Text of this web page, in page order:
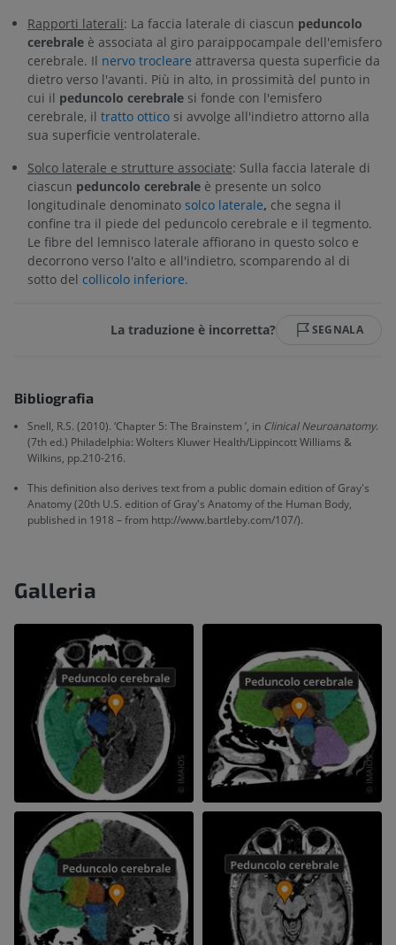
Rapporti laterali: La faccia laterale di ciascun peduncolo
cerebrale è associata al giro paraippocampale dell'emisfero
cerebrale. Il nervo trocleare attraversa questa superficie da
dietro verso l'avanti. Più in alto, in prossimità del punto in
cui il peduncolo cerebrale si fonde con l'emisfero
cerebrale, il tratto ottico si avvolge all'indietro attorno alla
sua superficie ventrolaterale.
Solco laterale e strutture associate: Sulla faccia laterale di
ciascun peduncolo cerebrale è presente un solco
longitudinale denominato solco laterale, che segna il
confine tra il piede del peduncolo cerebrale e il tegmento.
Le fibre del lemnisco laterale affiorano in questo solco e
decorrono verso l'alto e all'indietro, scomparendo al di
sotto del collicolo inferiore.
La traduzione è incorretta? SEGNALA
Bibliografia
Snell, R.S. (2010). ‘Chapter 5: The Brainstem ’, in Clinical Neuroanatomy.
(7th ed.) Philadelphia: Wolters Kluwer Health/Lippincott Williams &
Wilkins, pp.210-216.
This definition also derives text from a public domain edition of Gray's
Anatomy (20th U.S. edition of Gray's Anatomy of the Human Body,
published in 1918 – from http://www.bartleby.com/107/).
Galleria